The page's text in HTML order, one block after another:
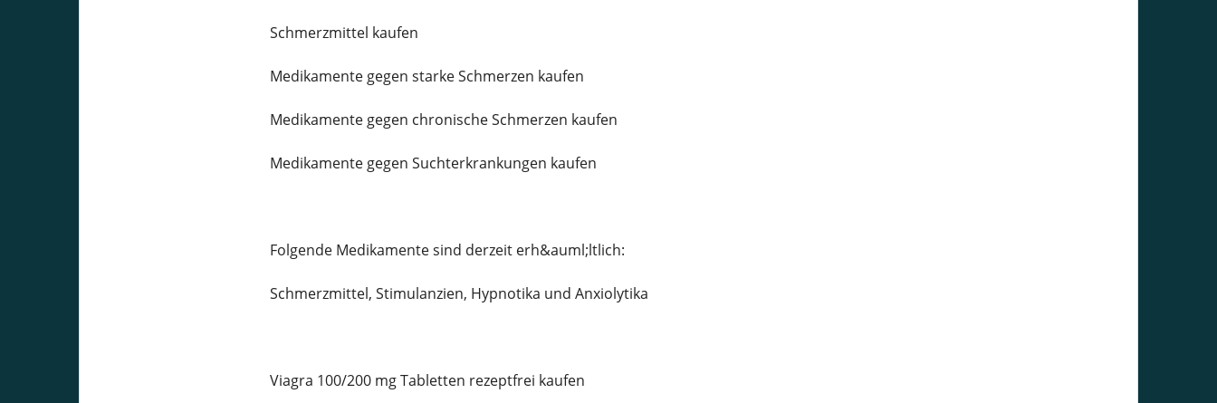
Schmerzmittel kaufen
Medikamente gegen starke Schmerzen kaufen
Medikamente gegen chronische Schmerzen kaufen
Medikamente gegen Suchterkrankungen kaufen
Folgende Medikamente sind derzeit erh&auml;ltlich:
Schmerzmittel, Stimulanzien, Hypnotika und Anxiolytika
Viagra 100/200 mg Tabletten rezeptfrei kaufen